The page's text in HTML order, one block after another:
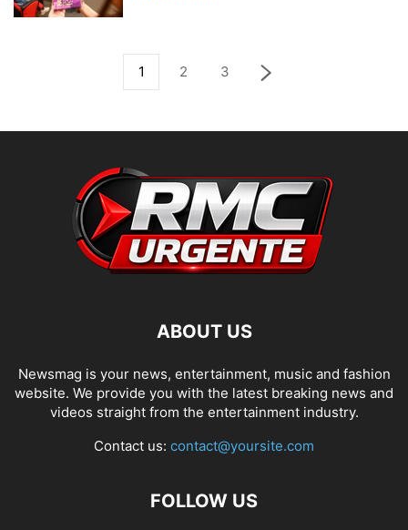
1 2 3
ABOUT US
Newsmag is your news, entertainment, music and fashion
website. We provide you with the latest breaking news and
videos straight from the entertainment industry.
Contact us: contact@yoursite.com
FOLLOW US